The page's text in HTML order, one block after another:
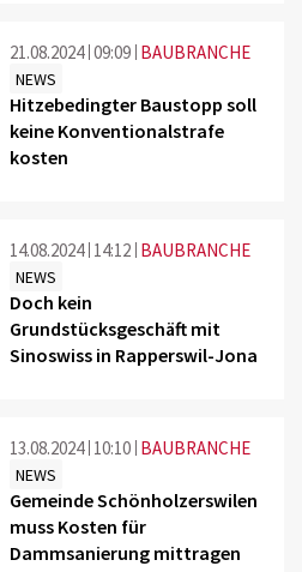
21.08.2024 09:09 BAUBRANCHE
NEWS
Hitzebedingter Baustopp soll
keine Konventionalstrafe
kosten
14.08.2024 14:12 BAUBRANCHE
NEWS
Doch kein
Grundstücksgeschäft mit
Sinoswiss in Rapperswil-Jona
13.08.2024 10:10 BAUBRANCHE
NEWS
Gemeinde Schönholzerswilen
muss Kosten für
Dammsanierung mittragen